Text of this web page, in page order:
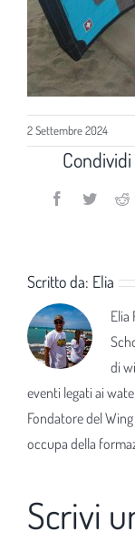
2 Settembre 2024
Facebook
Twitter
Scritto da: Elia
Elia
di
eventi legati ai
Fondatore del
occupa della
Scrivi